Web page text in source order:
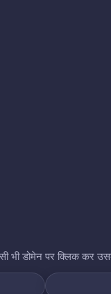
भी डोमेन पर क्लिक कर